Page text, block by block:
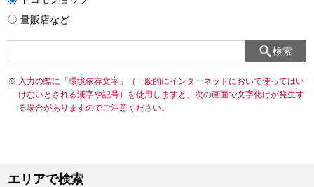
量販店など
検索
入力の際に「環境依存文字」（一般的にインターネットにおいて使ってはい
けないとされる漢字や記号）を使用しますと、次の画面で文字化けが発生す
る場合がありますのでご注意ください。
エリアで検索